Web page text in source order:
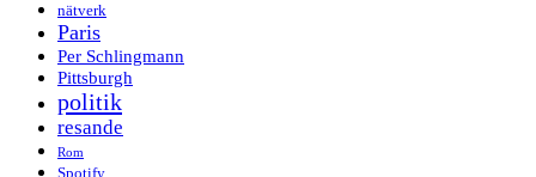
nätverk
Paris
Per Schlingmann
Pittsburgh
politik
resande
Rom
Spotify